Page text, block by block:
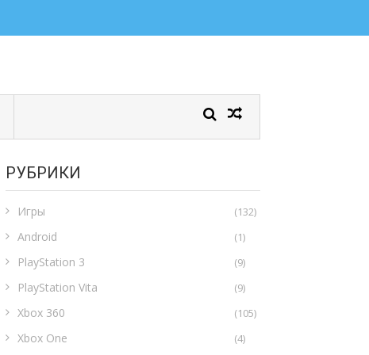
РУБРИКИ
Игры (132)
Android (1)
PlayStation 3 (9)
PlayStation Vita (9)
Xbox 360 (105)
Xbox One (4)